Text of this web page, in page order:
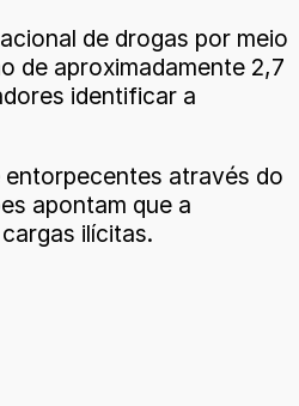
de drogas por meio
de aproximadamente 2,7
identificar a
entorpecentes através do
apontam que a
ilícitas.